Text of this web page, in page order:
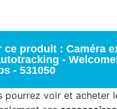
produit : Caméra
-
- 531050
pourrez voir et acheter